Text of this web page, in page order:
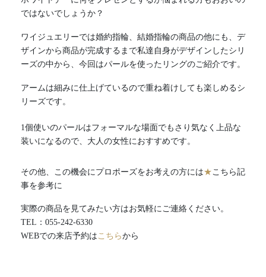
ではないでしょうか？
ワイジュエリーでは婚約指輪、結婚指輪の商品の他にも、デ
ザインから商品が完成するまで私達自身がデザインしたシリ
ーズの中から、今回はパールを使ったリングのご紹介です。
アームは細みに仕上げているので重ね着けしても楽しめるシ
リーズです。
1個使いのパールはフォーマルな場面でもさり気なく上品な
装いになるので、大人の女性におすすめです。
その他、この機会にプロポーズをお考えの方には★ こちら記
事を参考に
実際の商品を見てみたい方はお気軽にご連絡ください。
TEL：055-242-6330
WEBでの来店予約はこちらから